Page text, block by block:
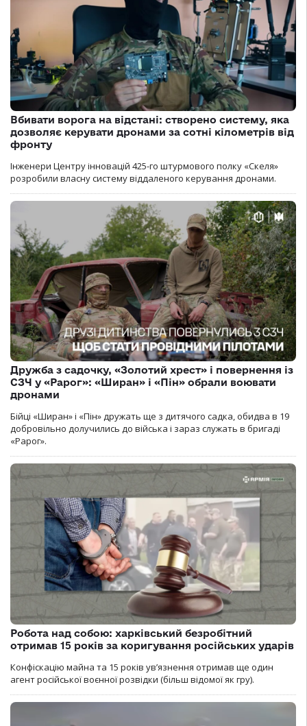
Вбивати ворога на відстані: створено систему, яка
дозволяє керувати дронами за сотні кілометрів від
фронту
Інженери Центру інновацій 425-го штурмового полку «Скеля»
розробили власну систему віддаленого керування дронами.
Дружба з садочку, «Золотий хрест» і повернення із
СЗЧ у «Рарог»: «Ширан» і «Пін» обрали воювати
дронами
Бійці «Ширан» і «Пін» дружать ще з дитячого садка, обидва в 19
добровільно долучились до війська і зараз служать в бригаді
«Рарог».
Робота над собою: харківський безробітний
отримав 15 років за коригування російських ударів
Конфіскацію майна та 15 років увʼязнення отримав ще один
агент російської воєнної розвідки (більш відомої як гру).